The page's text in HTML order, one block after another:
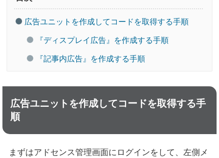
広告ユニットを作成してコードを取得する手順
『ディスプレイ広告』を作成する手順
『記事内広告』を作成する手順
広告ユニットを作成してコードを取得する手
順
まずはアドセンス管理画面にログインをして、左側メ